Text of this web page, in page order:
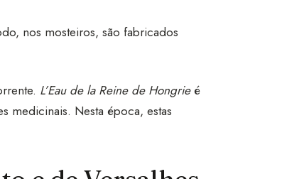
nos mosteiros, são fabricados
L’Eau de la Reine de Hongrieé
medicinais. Nesta época, estas